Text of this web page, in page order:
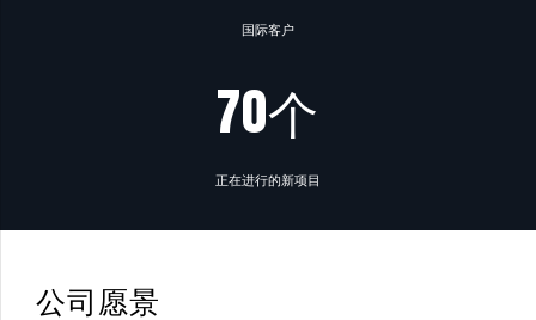
国际客户
70个
正在进行的新项目
公司愿景